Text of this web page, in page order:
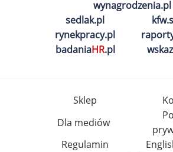
wynagrodzenia.pl
sedlak.pl
rynekpracy.pl
badaniaHR.pl
Sklep
Dla mediów
Regulamin